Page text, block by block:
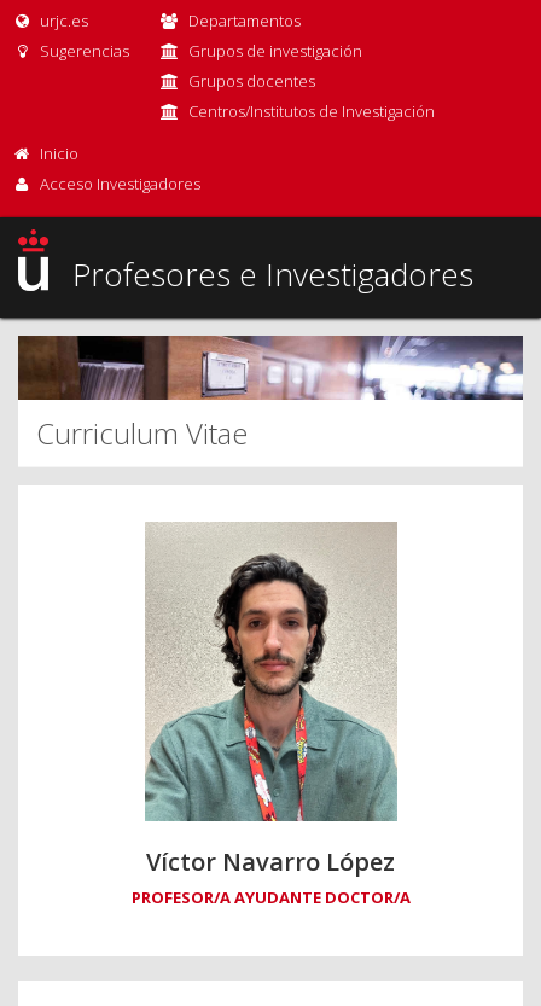
urjc.es
Sugerencias
Departamentos
Grupos de investigación
Grupos docentes
Centros/Institutos de Investigación
Inicio
Acceso Investigadores
Profesores e Investigadores
Curriculum Vitae
Víctor Navarro López
PROFESOR/A AYUDANTE DOCTOR/A